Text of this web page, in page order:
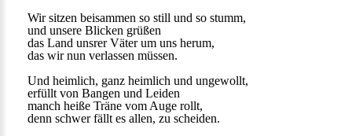
Wir sitzen beisammen so still und so stumm,
und unsere Blicken grüßen
das Land unsrer Väter um uns herum,
das wir nun verlassen müssen.
Und heimlich, ganz heimlich und ungewollt,
erfüllt von Bangen und Leiden
manch heiße Träne vom Auge rollt,
denn schwer fällt es allen, zu scheiden.